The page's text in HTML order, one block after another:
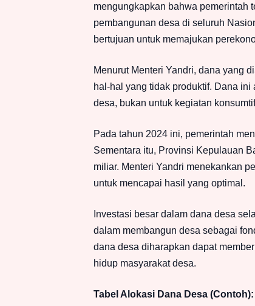
mengungkapkan bahwa pemerintah
pembangunan desa di seluruh
bertujuan untuk memajukan
Menurut Menteri Yandri, dana yang
hal-hal yang tidak produktif. Dana
desa, bukan untuk kegiatan
Pada tahun 2024 ini, pemerintah
Sementara itu, Provinsi Kepulauan
miliar. Menteri Yandri menekankan
untuk mencapai hasil yang optimal.
Investasi besar dalam dana desa
dalam membangun desa sebagai
dana desa diharapkan dapat
hidup masyarakat desa.
Tabel Alokasi Dana Desa (Contoh):